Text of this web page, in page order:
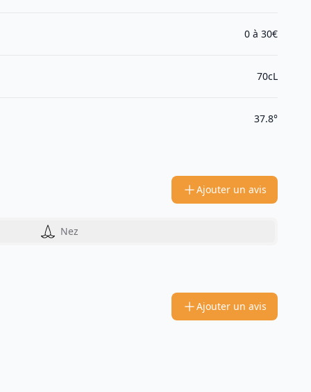
0 à 30€
70cL
37.8°
Ajouter un avis
Nez
Ajouter un avis